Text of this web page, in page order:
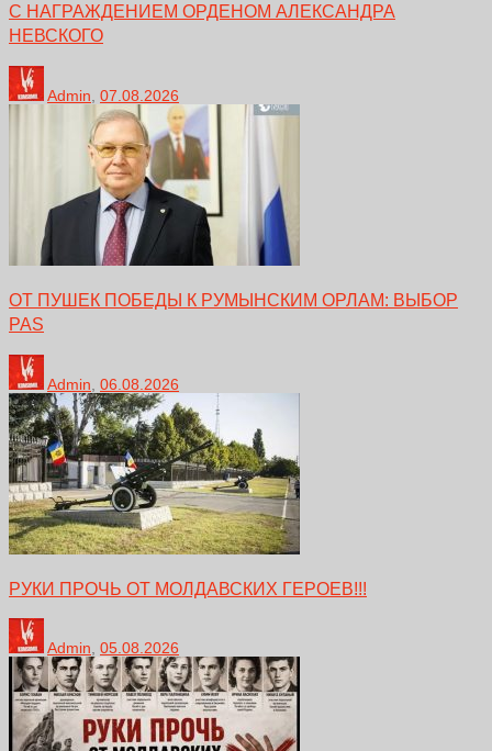
С НАГРАЖДЕНИЕМ ОРДЕНОМ АЛЕКСАНДРА
НЕВСКОГО
Admin 07.08.2026
ОТ ПУШЕК ПОБЕДЫ К РУМЫНСКИМ ОРЛАМ: ВЫБОР
PAS
Admin 06.08.2026
РУКИ ПРОЧЬ ОТ МОЛДАВСКИХ ГЕРОЕВ!!!
Admin, 05.08.2026